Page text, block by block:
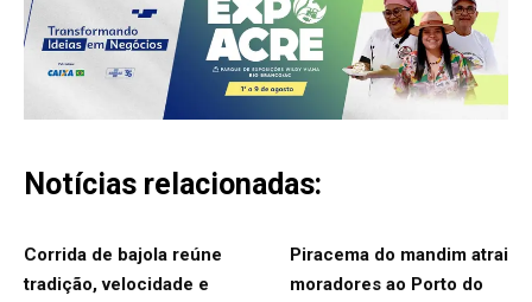
Notícias relacionadas:
Corrida de bajola reúne
tradição, velocidade e
Piracema do mandim atrai
moradores ao Porto do